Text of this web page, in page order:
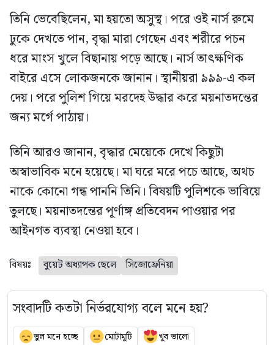
তিনি ভেবেছিলেন, মা হয়তো অসুস্থ। পরে ওই নার্স রুমে
ঢুকে দেখতে পান, বৃদ্ধা মারা গেছেন এবং শরীরে পচন
ধরে মাংস খুলে বিছানায় পড়ে আছে। নার্স তাৎক্ষণিক
বাইরে এসে লোকজনকে জানান। স্থানীয়রা ৯৯৯-এ কল
দেয়। পরে পুলিশ গিয়ে মরদেহ উদ্ধার করে ময়নাতদন্তের
জন্য মর্গে পাঠায়।
তিনি আরও জানান, বৃদ্ধার মেয়েকে দেখে কিছুটা
অস্বাভাবিক মনে হয়েছে। মা ঘরে মরে পচে আছে, অথচ
নাকে কোনো গন্ধ পাননি তিনি। বিষয়টি পুলিশকে ভাবিয়ে
তুলছে। ময়নাতদন্তের পূর্ণাঙ্গ প্রতিবেদন পাওয়ার পর
আইনগত ব্যবস্থা নেওয়া হবে।
বিষয়ঃ বুয়েট অধ্যাপক ছেলে সিজোফ্রেনিয়া
সংবাদটি কতটা নির্ভরযোগ্য বলে মনে হয়?
ভুল মনে হচ্ছে মোটামুটি খুব ভালো